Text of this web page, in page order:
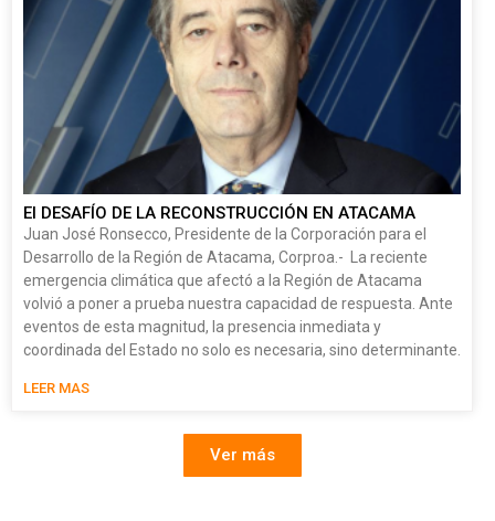
El DESAFÍO DE LA RECONSTRUCCIÓN EN ATACAMA
Juan José Ronsecco, Presidente de la Corporación para el
Desarrollo de la Región de Atacama, Corproa.- La reciente
emergencia climática que afectó a la Región de Atacama
volvió a poner a prueba nuestra capacidad de respuesta. Ante
eventos de esta magnitud, la presencia inmediata y
coordinada del Estado no solo es necesaria, sino determinante.
LEER MAS
Ver más